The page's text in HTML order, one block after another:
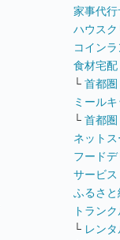
家事代行
ハウス
コイン
食材宅配
└ 首都圏
ミールキ
└ 首都圏
ネット
フード
サービス
ふるさと
トラン
└ レン